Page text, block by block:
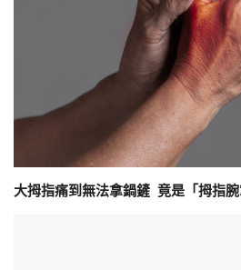
大拇指痛到無法拿鍋鏟 竟是「拇指